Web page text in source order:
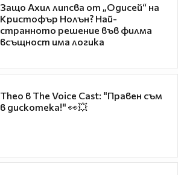
Защо Ахил липсва от „Одисей“ на
Кристофър Нолън? Най-
странното решение във филма
всъщност има логика
Theo в The Voice Cast: "Правен съм
в дискотека!" 👀💥